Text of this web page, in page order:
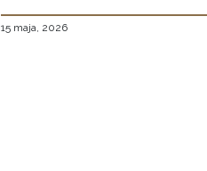
15 maja, 2026